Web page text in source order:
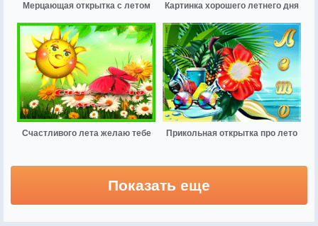
Мерцающая открытка с летом Картинка хорошего летнего дня
Счастливого лета желаю тебе Прикольная открытка про лето
Показать еще